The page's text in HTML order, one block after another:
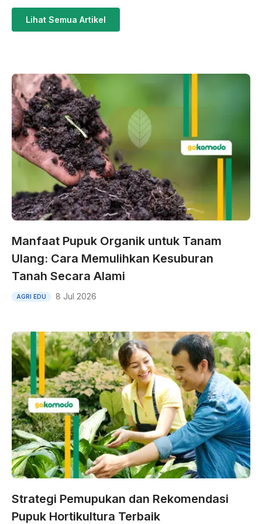
Lihat Semua Artikel
Manfaat Pupuk Organik untuk Tanam
Ulang: Cara Memulihkan Kesuburan
Tanah Secara Alami
AGRI EDU 8 Jul 2026
Strategi Pemupukan dan Rekomendasi
Pupuk Hortikultura Terbaik